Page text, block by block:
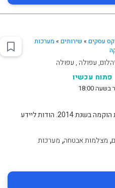
עסקים » שירותים» מערכות
יהלום, עפולה , עפולה
פתוח עכשיו
18:00
אודותינו המגן מערכות מיגון מתקדמות הוקמה בשנת 2014. הודות ליידע
, מצלמות אבטחה, מערכות